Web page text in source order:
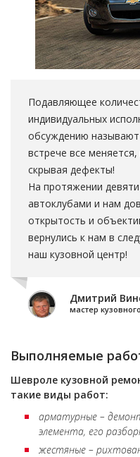
Подавляющее
индивидуальных
обсуждению
встрече все
скрывая дефекты!
На протяжении
автоклубами и нам
открытость и
вернулись к нам в
наш кузовной центр!
Дмитрий
мастер
Выполняемые
Шевроле кузовной
такие виды работ:
арматурные –
элемента, его
жестяные –